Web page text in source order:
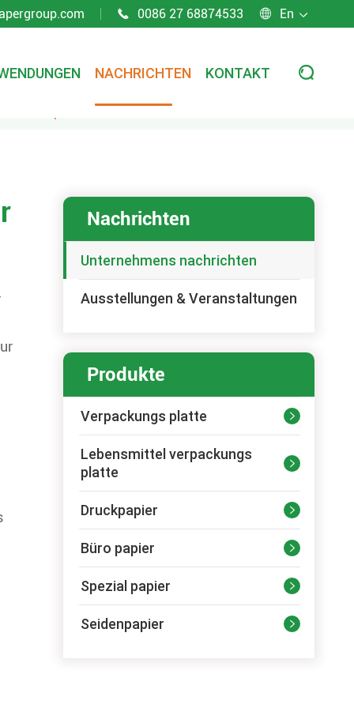
 0086 27 68874533  En 
NACHRICHTEN KONTAKT 
Nachrichten
Unternehmens nachrichten
Ausstellungen & Veranstaltungen
Produkte
Verpackungs platte 
Lebensmittel verpackungs
platte

Druckpapier 
Büro papier 
Spezial papier 
Seidenpapier 